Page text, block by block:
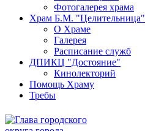
Фотогалерея храма
Храм Б.М. "Целительница"
О Храме
Галерея
Расписание служб
ДПИКЦ "Достояние"
Кинолекторий
Помощь Храму
Требы